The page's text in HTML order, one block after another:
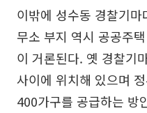
이밖에 성수동 경찰기
무소 부지 역시 공공주
이 거론된다. 옛 경찰기
사이에 위치해 있으며
400가구를 공급하는 방